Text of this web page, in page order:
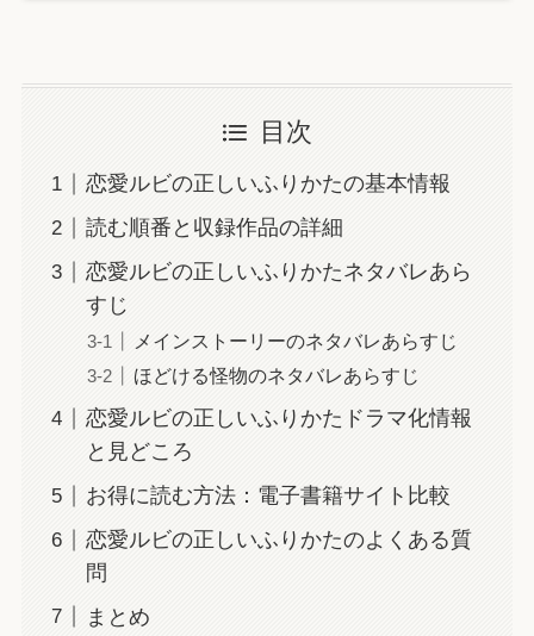
目次
恋愛ルビの正しいふりかたの基本情報
読む順番と収録作品の詳細
恋愛ルビの正しいふりかたネタバレあら
すじ
メインストーリーのネタバレあらすじ
ほどける怪物のネタバレあらすじ
恋愛ルビの正しいふりかたドラマ化情報
と見どころ
お得に読む方法：電子書籍サイト比較
恋愛ルビの正しいふりかたのよくある質
問
まとめ